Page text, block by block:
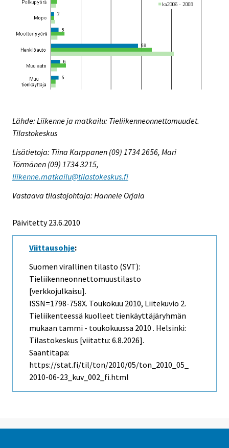
Lähde: Liikenne ja matkailu: Tieliikenneonnettomuudet.
Tilastokeskus
Lisätietoja: Tiina Karppanen (09) 1734 2656, Mari
Törmänen (09) 1734 3215,
liikenne.matkailu@tilastokeskus.fi
Vastaava tilastojohtaja: Hannele Orjala
Päivitetty 23.6.2010
Viittausohje:
Suomen virallinen tilasto (SVT):
Tieliikenneonnettomuustilasto
[verkkojulkaisu].
ISSN=1798-758X. Toukokuu 2010, Liitekuvio 2.
Tieliikenteessä kuolleet tienkäyttäjäryhmän
mukaan tammi - toukokuussa 2010 . Helsinki:
Tilastokeskus [viitattu: 6.8.2026].
Saantitapa:
https://stat.fi/til/ton/2010/05/ton_2010_05_
2010-06-23_kuv_002_fi.html